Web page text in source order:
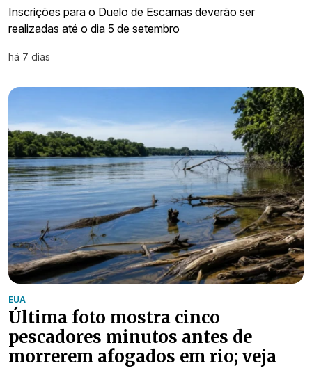
Inscrições para o Duelo de Escamas deverão ser
realizadas até o dia 5 de setembro
há 7 dias
EUA
Última foto mostra cinco
pescadores minutos antes de
morrerem afogados em rio; veja